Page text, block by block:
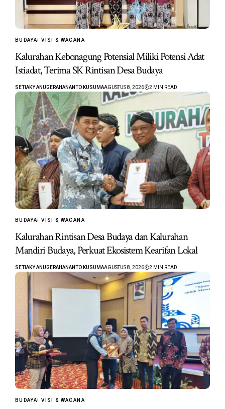
BUDAYA VISI & WACANA
Kalurahan Kebonagung Potensial Miliki Potensi Adat
Istiadat, Terima SK Rintisan Desa Budaya
SETIAKY ANUGERAHANANTO KUSUMAAGUSTUS 8, 2026 2 MIN READ
BUDAYA VISI & WACANA
Kalurahan Rintisan Desa Budaya dan Kalurahan
Mandiri Budaya, Perkuat Ekosistem Kearifan Lokal
SETIAKY ANUGERAHANANTO KUSUMAAGUSTUS 8, 2026 2 MIN READ
BUDAYA VISI & WACANA